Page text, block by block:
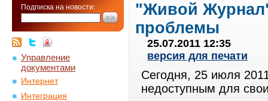
Подписка на новости:
Управление
документами
Интернет
Интеграция
"Живой
проблемы
25.07.2011 12:35
версия для печати
Сегодня, 25 июля
недоступным для